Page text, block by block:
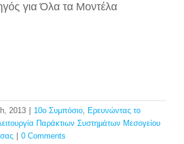
για Όλα τα Μοντέλα
2013 10ο Συμπόσιο
Ερευνώντας το
Παράκτιων Συστημάτων Μεσογείου
0 Comments